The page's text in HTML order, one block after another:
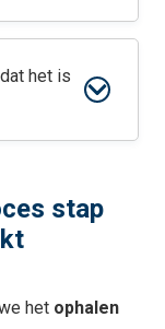
het is
stap
het ophalen